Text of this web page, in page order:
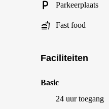
Parkeerplaats
Fast food
Faciliteiten
Basic
24 uur toegang